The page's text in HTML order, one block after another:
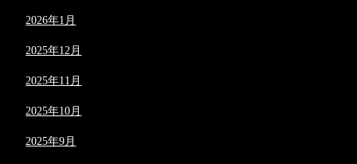
2026年1月
2025年12月
2025年11月
2025年10月
2025年9月